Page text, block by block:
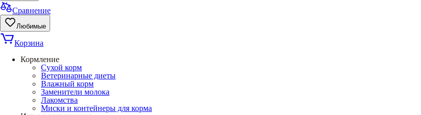
Сравнение
Любимые
Корзина
Кормление
Сухой корм
Ветеринарные диеты
Влажный корм
Заменители молока
Лакомства
Миски и контейнеры для корма